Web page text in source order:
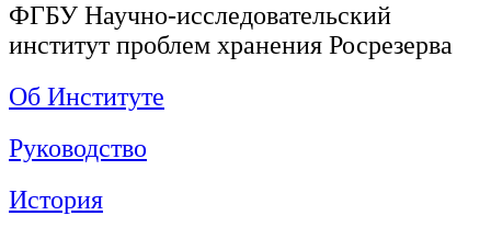
ФГБУ Научно-исследовательский
институт проблем хранения Росрезерва
Об Институте
Руководство
История